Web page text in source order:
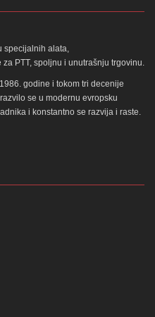
specijalnih alata,
PTT, spoljnu i unutrašnju trgovinu.
godine i tokom tri decenije
se u modernu evropsku
i konstantno se razvija i raste.